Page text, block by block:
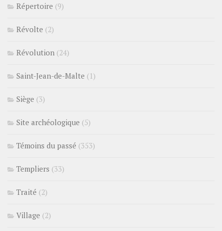
Répertoire (9)
Révolte (2)
Révolution (24)
Saint-Jean-de-Malte (1)
Siège (3)
Site archéologique (5)
Témoins du passé (353)
Templiers (33)
Traité (2)
Village (2)